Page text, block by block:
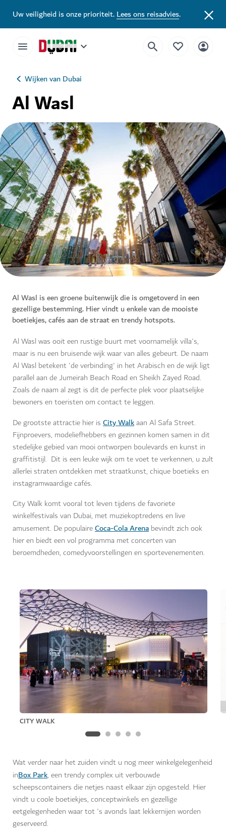
Uw veiligheid is onze prioriteit.Lees ons reisadvies.
Wijken van Dubai
Al Wasl
Al Wasl is een groene buitenwijk die is omgetoverd in een
gezellige bestemming. Hier vindt u enkele van de mooiste
boetiekjes, cafés aan de straat en trendy hotspots.
Al Wasl was ooit een rustige buurt met voornamelijk villa's,
maar is nu een bruisende wijk waar van alles gebeurt. De naam
Al Wasl betekent 'de verbinding' in het Arabisch en de wijk ligt
parallel aan deJumeirah Beach Road en Sheikh Zayed Road.
Zoals de naam al zegt is dit de perfecte plek voor plaatselijke
bewoners en toeristen om contact te leggen.
De grootste attractie hier is City Walkaan Al Safa Street.
Fijnproevers, modeliefhebbers en gezinnen komen samen in dit
stedelijke gebied van mooi ontworpen boulevards en kunst in
graffitistijl. Dit is een leuke wijk om te voet te verkennen, u zult
allerlei straten ontdekken met straatkunst, chique boetieks en
instagramwaardige cafés.
City Walk komt vooral tot leven tijdens de favoriete
winkelfestivals van Dubai, met muziekoptredens en live
amusement. De populaireCoca-Cola Arena bevindt zich ook
hier en biedt een vol programma met concerten van
beroemdheden, comedyvoorstellingen en sportevenementen.
CITY WALK
Wat verder naar het zuiden vindt u nog meer winkelgelegenheid
inBox Park, een trendy complex uit verbouwde
scheepscontainers die netjes naast elkaar zijn opgesteld. Hier
vindt u coole boetiekjes, conceptwinkels en gezellige
eetgelegenheden waar tot 's avonds laat lekkernijen worden
geserveerd.